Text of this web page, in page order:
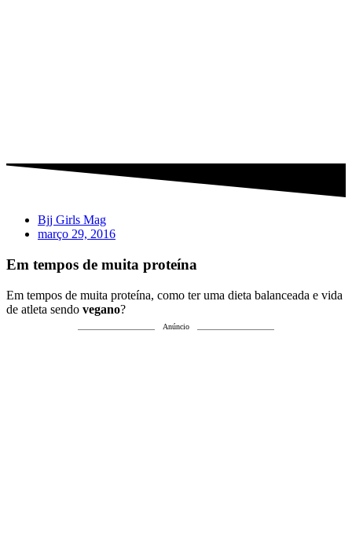
Bjj Girls Mag
março 29, 2016
Em tempos de muita proteína
Em tempos de muita proteína, como ter uma dieta balanceada e vida
de atleta sendo vegano?
Anúncio